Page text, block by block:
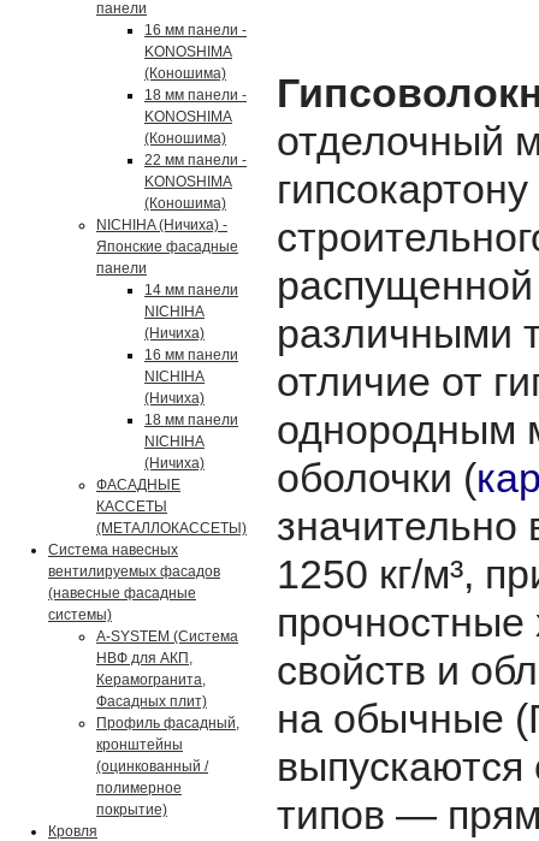
панели
16 мм панели -
KONOSHIMA
(Коношима)
18 мм панели -
KONOSHIMA
(Коношима)
22 мм панели -
KONOSHIMA
(Коношима)
NICHIHA (Ничиха) -
Японские фасадные
панели
14 мм панели
NICHIHA
(Ничиха)
16 мм панели
NICHIHA
(Ничиха)
18 мм панели
NICHIHA
(Ничиха)
ФАСАДНЫЕ
КАССЕТЫ
(МЕТАЛЛОКАССЕТЫ)
Система навесных
вентилируемых фасадов
(навесные фасадные
системы)
A-SYSTEM (Система
НВФ для АКП,
Керамогранита,
Фасадных плит)
Профиль фасадный,
кронштейны
(оцинкованный /
полимерное
покрытие)
Кровля
отделочный
гипсокартону
различными
отличие от
однородным
оболочки (
1250 кг/м³,
прочностные
свойств и
на обычные
выпускаются
типов —